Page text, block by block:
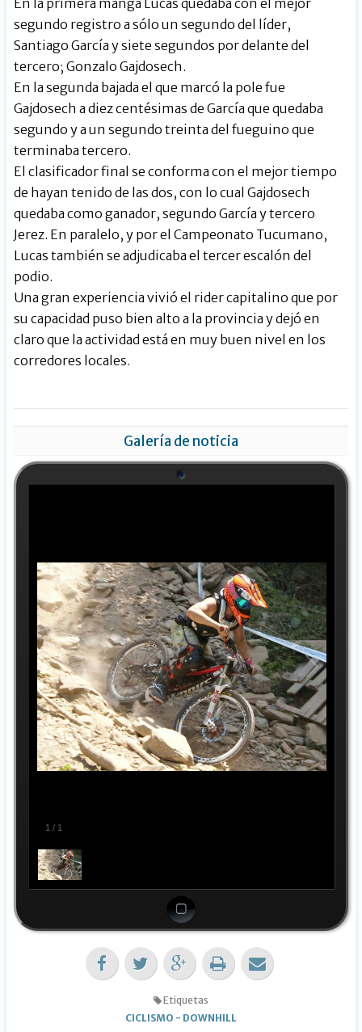
En la primera manga Lucas quedaba con el mejor
segundo registro a sólo un segundo del líder,
Santiago García y siete segundos por delante del
tercero; Gonzalo Gajdosech.
En la segunda bajada el que marcó la pole fue
Gajdosech a diez centésimas de García que quedaba
segundo y a un segundo treinta del fueguino que
terminaba tercero.
El clasificador final se conforma con el mejor tiempo
de hayan tenido de las dos, con lo cual Gajdosech
quedaba como ganador, segundo García y tercero
Jerez. En paralelo, y por el Campeonato Tucumano,
Lucas también se adjudicaba el tercer escalón del
podio.
Una gran experiencia vivió el rider capitalino que por
su capacidad puso bien alto a la provincia y dejó en
claro que la actividad está en muy buen nivel en los
corredores locales.
Galería de noticia
1 / 1
Etiquetas
CICLISMO - DOWNHILL